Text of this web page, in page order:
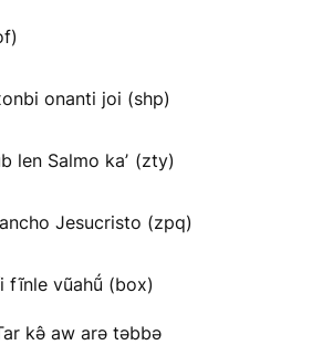
onanti joi (shp)
len Salmo kaʼ (zty)
Jesucristo (zpq)
fĩnle vũahṹ (box)
kə̂ aw arə təbbə